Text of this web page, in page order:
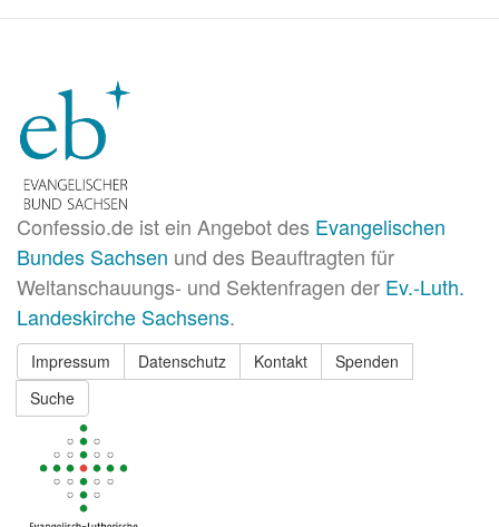
Confessio.de ist ein Angebot des Evangelischen
Bundes Sachsen und des Beauftragten für
Weltanschauungs- und Sektenfragen der Ev.-Luth.
Landeskirche Sachsens.
Impressum Datenschutz Kontakt
Spenden
Suche